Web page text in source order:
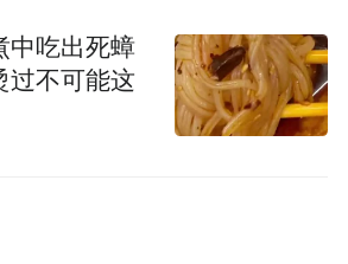
坐地铁到南京看“苏超”；南
马鞍山排队拎回桃酥、卡旺
。地铁车厢里，人们手里拎
中吃出死蟑
过不可能这